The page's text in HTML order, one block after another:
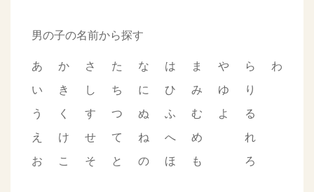
男の子の名前から探す
あ
い
う
え
お
か
き
く
け
こ
さ
し
す
せ
そ
た
ち
つ
て
と
な
に
ぬ
ね
の
は
ひ
ふ
へ
ほ
ま
み
む
め
も
や
ゆ
よ
ら
り
る
れ
ろ
わ